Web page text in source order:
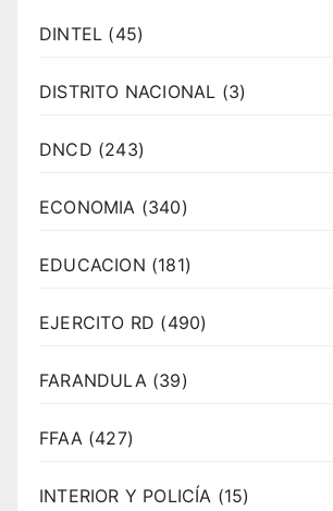
DINTEL (45)
DISTRITO NACIONAL (3)
DNCD (243)
ECONOMIA (340)
EDUCACION (181)
EJERCITO RD (490)
FARANDULA(39)
FFAA(427)
INTERIOR Y POLICÍA (15)